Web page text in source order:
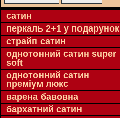
cатин
перкаль 2+1 у подарунок
страйп сатин
однотонний сатин super
soft
однотонний сатин
преміум люкс
варена бавовна
бархатний сатин